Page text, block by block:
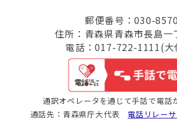
郵便番号：030-8570
住所：青森県青森市長島一
電話：017-722-1111(大
通訳オペレータを通じて手話で電話
通話先：青森県庁大代表 電話リレー